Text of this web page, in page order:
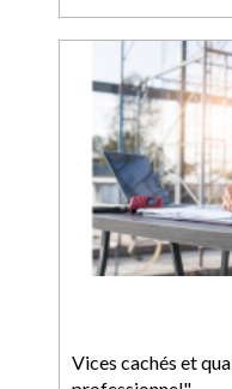
Vices cachés et